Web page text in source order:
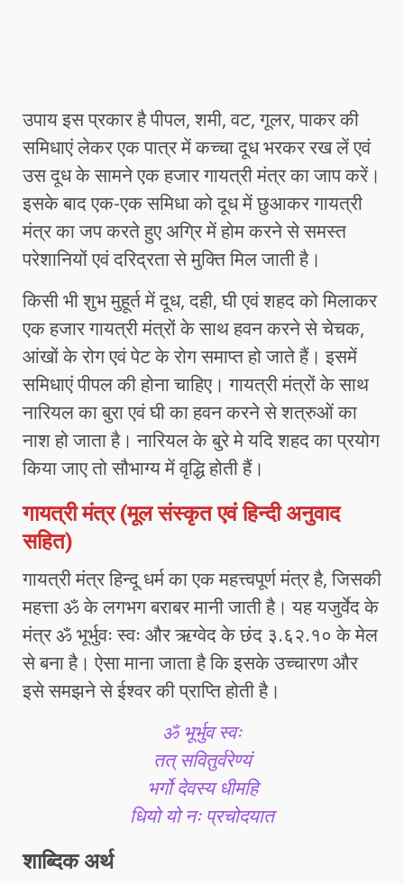
उपाय इस प्रकार है पीपल, शमी, वट, गूलर, पाकर की
समिधाएं लेकर एक पात्र में कच्चा दूध भरकर रख लें एवं
उस दूध के सामने एक हजार गायत्री मंत्र का जाप करें।
इसके बाद एक-एक समिधा को दूध में छुआकर गायत्री
मंत्र का जप करते हुए अग्रि में होम करने से समस्त
परेशानियों एवं दरिद्रता से मुक्ति मिल जाती है।
किसी भी शुभ मुहूर्त में दूध, दही, घी एवं शहद को मिलाकर
एक हजार गायत्री मंत्रों के साथ हवन करने से चेचक,
आंखों के रोग एवं पेट के रोग समाप्त हो जाते हैं। इसमें
समिधाएं पीपल की होना चाहिए। गायत्री मंत्रों के साथ
नारियल का बुरा एवं घी का हवन करने से शत्रुओं का
नाश हो जाता है। नारियल के बुरे मे यदि शहद का प्रयोग
किया जाए तो सौभाग्य में वृद्धि होती हैं।
गायत्री मंत्र (मूल संस्कृत एवं हिन्दी अनुवाद
सहित)
गायत्री मंत्र हिन्दू धर्म का एक महत्त्वपूर्ण मंत्र है, जिसकी
महत्ता ॐ के लगभग बराबर मानी जाती है। यह यजुर्वेद के
मंत्र ॐ भूर्भुवः स्वः और ऋग्वेद के छंद ३.६२.१० के मेल
से बना है। ऐसा माना जाता है कि इसके उच्चारण और
इसे समझने से ईश्वर की प्राप्ति होती है।
ॐ भूर्भुव स्वः
तत् सवितुर्वरेण्यं
भर्गो देवस्य धीमहि
धियो यो नः प्रचोदयात
शाब्दिक अर्थ